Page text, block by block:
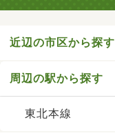
近辺の市区から探す
周辺の駅から探す
東北本線